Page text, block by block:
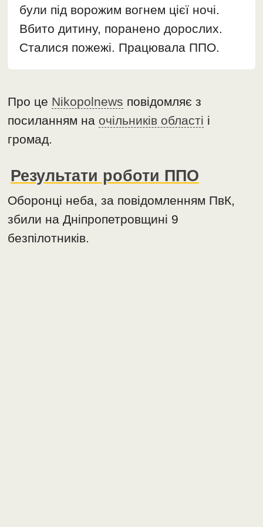
були під ворожим вогнем цієї ночі.
Вбито дитину, поранено дорослих.
Сталися пожежі. Працювала ППО.
Про це Nikopolnews повідомляє з
посиланням на очільників області і
громад.
Результати роботи ППО
Оборонці неба, за повідомленням ПвК,
збили на Дніпропетровщині 9️
безпілотників.